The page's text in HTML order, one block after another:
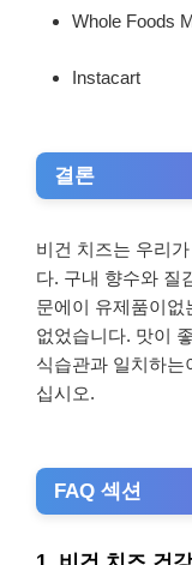
Whole Foods
Instacart
결론
비건 치즈는 우리
다. 구내 향수와 질
문에이 유제품이없
없었습니다. 맛이
식습관과 일치하는
십시오.
FAQ 섹션